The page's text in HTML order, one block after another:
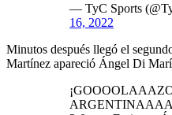
— TyC Sports
16, 2022
Minutos después llegó el
Martínez apareció Ángel Di